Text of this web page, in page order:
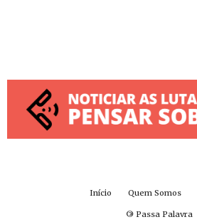
Início Quem Somos
© Passa Palavra